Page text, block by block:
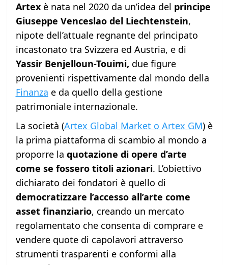
Artex è nata nel 2020 da un’idea del principe
Giuseppe Venceslao del Liechtenstein,
nipote dell’attuale regnante del principato
incastonato tra Svizzera ed Austria, e di
Yassir Benjelloun-Touimi, due figure
provenienti rispettivamente dal mondo della
Finanza e da quello della gestione
patrimoniale internazionale.
La società (Artex Global Market o Artex GM) è
la prima piattaforma di scambio al mondo a
proporre la quotazione di opere d’arte
come se fossero titoli azionari. L’obiettivo
dichiarato dei fondatori è quello di
democratizzare l’accesso all’arte come
asset finanziario, creando un mercato
regolamentato che consenta di comprare e
vendere quote di capolavori attraverso
strumenti trasparenti e conformi alla